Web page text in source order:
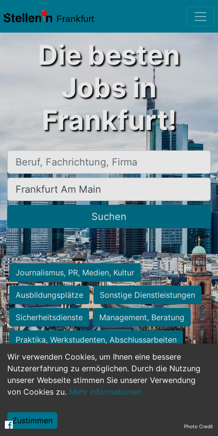
Frankfurt
Wir verwenden Cookies, um Ihnen eine bessere
Nutzererfahrung zu ermöglichen. Durch die Nutzung
unserer Webseite stimmen Sie unserer Verwendung
von Cookies zu. Mehr Informationen
Zustimmen
Die besten
Jobs in
Frankfurt!
Beruf, Fachrichtung, Firma
Ort, Stadt
Suchen
Journalismus, PR, Medien, Kultur
Ausbildungsplätze Sonstige Dienstleistungen
Sicherheitsdienste Management, Beratung
Praktika, Werkstudenten, Abschlussarbeiten
Personalwesen Assistenz, Sekretariat
Hilfskräfte, Aushilfs- und Nebenjobs
Weiterbildung, Studium, duale Ausbildung Photo Credit